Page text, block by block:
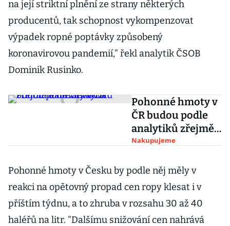
na její striktní plnění ze strany některých
producentů, tak schopnost vykompenzovat
výpadek ropné poptávky způsobený
koronavirovou pandemií," řekl analytik ČSOB
Dominik Rusinko.
Pohonné hmoty v
ČR budou podle
analytiků zřejmě
dále zlevňovat
Nakupujeme
Pohonné hmoty v Česku by podle něj měly v
reakci na opětovný propad cen ropy klesat i v
příštím týdnu, a to zhruba v rozsahu 30 až 40
haléřů na litr. "Dalšímu snižování cen nahrává